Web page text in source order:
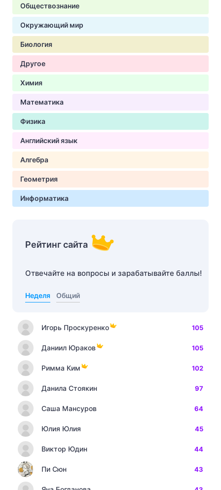
Обществознание
Окружающий мир
Биология
Другое
Химия
Математика
Физика
Английский язык
Алгебра
Геометрия
Информатика
Рейтинг сайта
Отвечайте на вопросы и зарабатывайте баллы!
Неделя Общий
Игорь Проскуренко 105
Даниил Юраков 105
Римма Ким 102
Данила Стоякин 97
Саша Мансуров 64
Юлия Юлия 45
Виктор Юдин 44
Пи Сюн 43